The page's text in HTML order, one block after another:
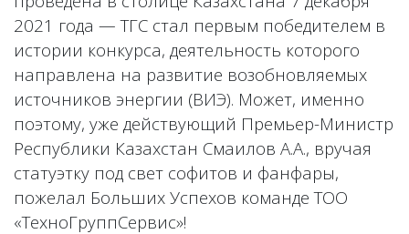
2021 года — ТГС стал первым победителем в
истории конкурса, деятельность которого
направлена на развитие возобновляемых
источников энергии (ВИЭ). Может, именно
поэтому, уже действующий Премьер-Министр
Республики Казахстан Смаилов А.А., вручая
статуэтку под свет софитов и фанфары,
пожелал Больших Успехов команде ТОО
«ТехноГруппСервис»!